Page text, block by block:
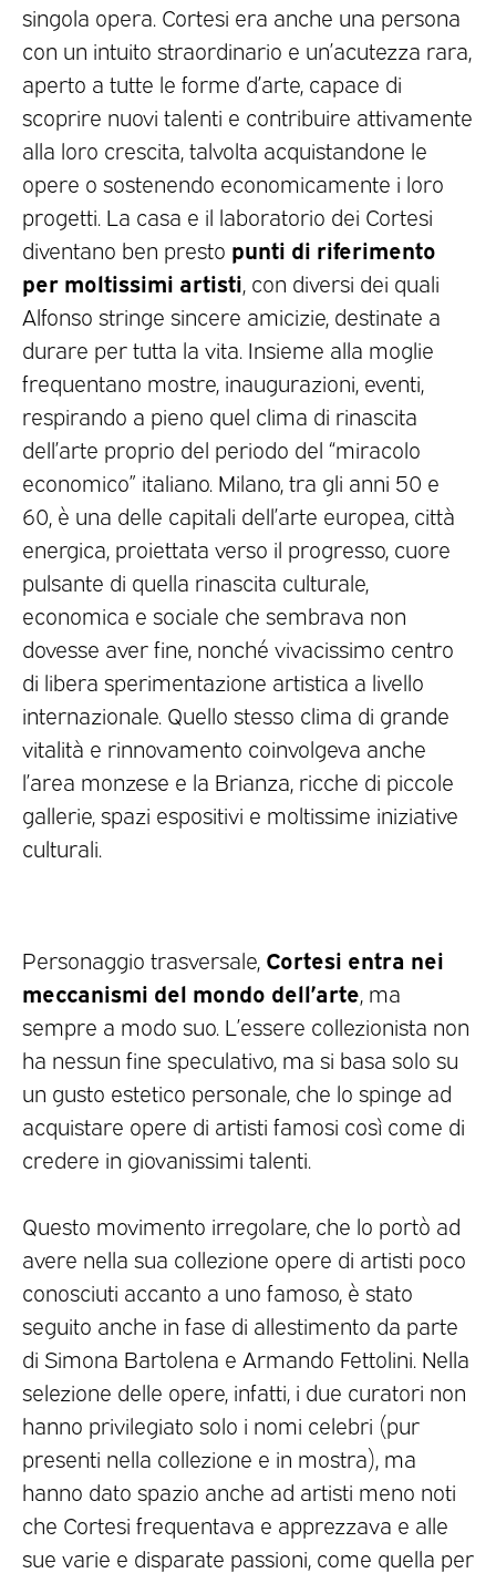
singola opera. Cortesi era anche una persona
con un intuito straordinario e un’acutezza rara,
aperto a tutte le forme d’arte, capace di
scoprire nuovi talenti e contribuire attivamente
alla loro crescita, talvolta acquistandone le
opere o sostenendo economicamente i loro
progetti. La casa e il laboratorio dei Cortesi
diventano ben presto punti di riferimento
per moltissimi artisti , con diversi dei quali
Alfonso stringe sincere amicizie, destinate a
durare per tutta la vita. Insieme alla moglie
frequentano mostre, inaugurazioni, eventi,
respirando a pieno quel clima di rinascita
dell’arte proprio del periodo del “miracolo
economico” italiano. Milano, tra gli anni 50 e
60, è una delle capitali dell’arte europea, città
energica, proiettata verso il progresso, cuore
pulsante di quella rinascita culturale,
economica e sociale che sembrava non
dovesse aver fine, nonché vivacissimo centro
di libera sperimentazione artistica a livello
internazionale. Quello stesso clima di grande
vitalità e rinnovamento coinvolgeva anche
l’area monzese e la Brianza, ricche di piccole
gallerie, spazi espositivi e moltissime iniziative
culturali.
Personaggio trasversale, Cortesi entra nei
meccanismi del mondo dell’arte , ma
sempre a modo suo. L’essere collezionista non
ha nessun fine speculativo, ma si basa solo su
un gusto estetico personale, che lo spinge ad
acquistare opere di artisti famosi così come di
credere in giovanissimi talenti.
Questo movimento irregolare, che lo portò ad
avere nella sua collezione opere di artisti poco
conosciuti accanto a uno famoso, è stato
seguito anche in fase di allestimento da parte
di Simona Bartolena e Armando Fettolini. Nella
selezione delle opere, infatti, i due curatori non
hanno privilegiato solo i nomi celebri (pur
presenti nella collezione e in mostra), ma
hanno dato spazio anche ad artisti meno noti
che Cortesi frequentava e apprezzava e alle
sue varie e disparate passioni, come quella per